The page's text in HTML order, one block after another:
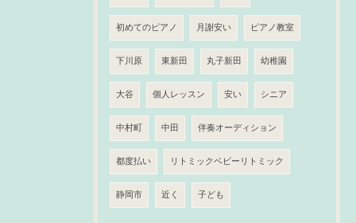
初めてのピアノ 月謝安い ピアノ教室
下川原 東新田 丸子新田 幼稚園
大谷 個人レッスン 安い シニア
中村町 中田 伴奏オーディション
都度払い リトミックベビーリトミック
静岡市 近く 子ども